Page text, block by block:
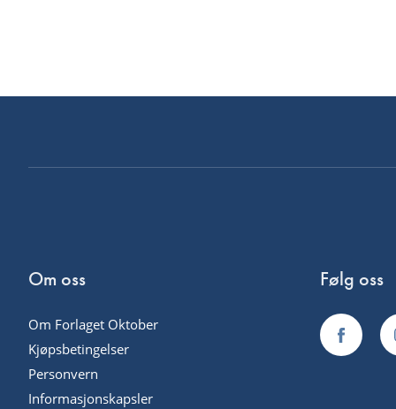
Om oss
Om Forlaget Oktober
Kjøpsbetingelser
Personvern
Informasjonskapsler
Følg oss